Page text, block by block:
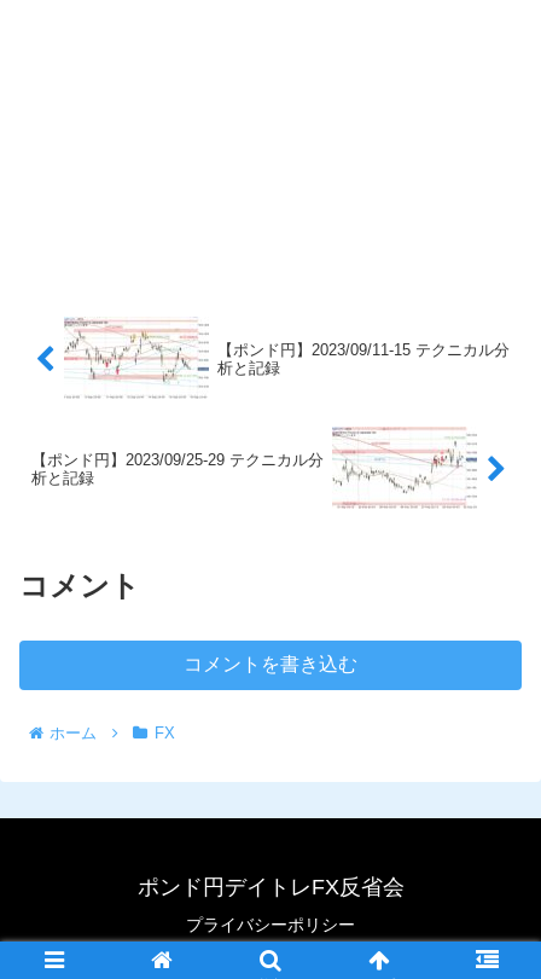
【ポンド円】2023/09/11-15 テクニカル分
析と記録
【ポンド円】2023/09/25-29 テクニカル分
析と記録
コメント
コメントを書き込む
ホーム FX
ポンド円デイトレFX反省会
プライバシーポリシー
© 2020 ポンド円デイトレFX反省会.